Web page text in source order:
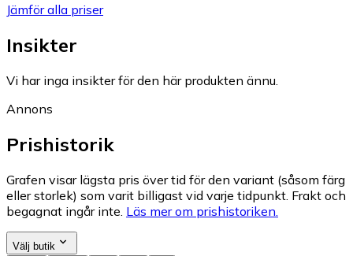
Jämför alla priser
Insikter
Vi har inga insikter för den här produkten ännu.
Annons
Prishistorik
Grafen visar lägsta pris över tid för den variant (såsom färg
eller storlek) som varit billigast vid varje tidpunkt. Frakt och
begagnat ingår inte. Läs mer om prishistoriken.
Välj butik